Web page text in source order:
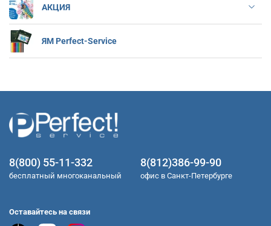
АКЦИЯ
ЯМ Perfect-Service
8(800) 55-11-332
бесплатный многоканальный
8(812)386-99-90
офис в Санкт-Петербурге
Оставайтесь на связи